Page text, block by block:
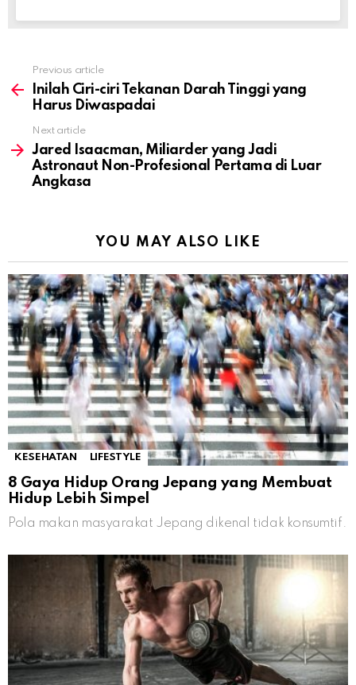
more
Previous article
Inilah Ciri-ciri Tekanan Darah Tinggi yang
Harus Diwaspadai
Next article
Jared Isaacman, Miliarder yang Jadi
Astronaut Non-Profesional Pertama di Luar
Angkasa
YOU MAY ALSO LIKE
KESEHATAN LIFESTYLE
8 Gaya Hidup Orang Jepang yang Membuat
Hidup Lebih Simpel
Pola makan masyarakat Jepang dikenal tidak konsumtif.